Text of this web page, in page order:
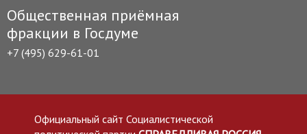
Общественная приёмная
фракции в Госдуме
+7 (495) 629-61-01
Официальный сайт Социалистической